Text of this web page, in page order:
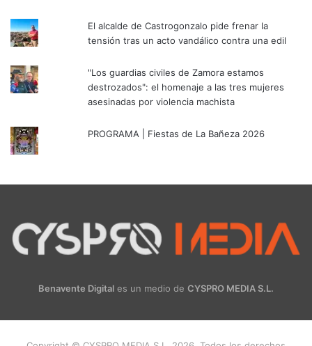
El alcalde de Castrogonzalo pide frenar la
tensión tras un acto vandálico contra una edil
"Los guardias civiles de Zamora estamos
destrozados": el homenaje a las tres mujeres
asesinadas por violencia machista
PROGRAMA | Fiestas de La Bañeza 2026
Benavente Digital es un medio de CYSPRO MEDIA S.L.